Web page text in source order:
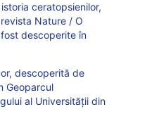
ceratopsienilor,
Nature / O
descoperite în
descoperită de
Geoparcul
al Universității din